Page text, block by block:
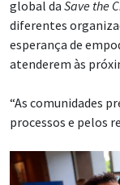
global da Save the
diferentes
esperança de
atenderem às
“As comunidades
processos e pelos